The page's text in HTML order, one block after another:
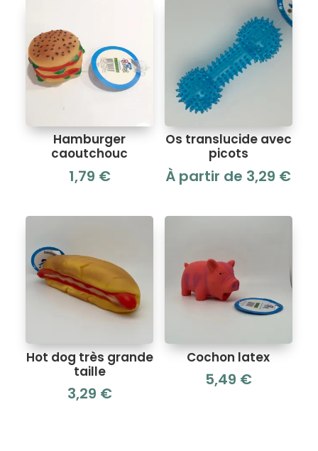
Hamburger
caoutchouc
1,79 €
Os translucide avec
picots
À partir de 3,29 €
Hot dog très grande
taille
3,29 €
Cochon latex
5,49 €